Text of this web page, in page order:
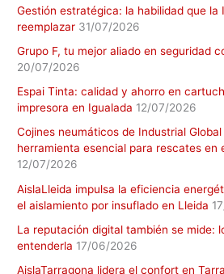
Gestión estratégica: la habilidad que la
reemplazar 31/07/2026
Grupo F, tu mejor aliado en seguridad
20/07/2026
Espai Tinta: calidad y ahorro en
impresora en Igualada 12/07/2026
Cojines neumáticos de Industrial
herramienta esencial para rescates en
12/07/2026
AislaLleida impulsa la eficiencia
el aislamiento por insuflado en Lleida
La reputación digital también se mide:
entenderla 17/06/2026
AislaTarragona lidera el confort en